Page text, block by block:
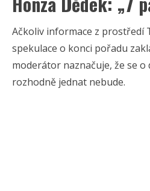
Ačkoliv informace z prostředí
spekulace o konci pořadu
moderátor naznačuje, že se
rozhodně jednat nebude.